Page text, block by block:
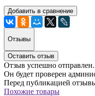
Добавить в сравнение
Отзывы
Оставить отзыв
Отзыв успешно отправлен.
Он будет проверен
Перед публикацией
Похожие товары